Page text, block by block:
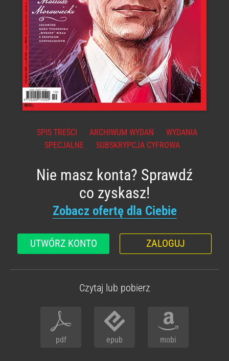
SPIS TREŚCI ARCHIWUM WYDAŃ
WYDANIA
SPECJALNE
SUBSKRYPCJA CYFROWA
Nie masz konta? Sprawdź
co zyskasz!
Zobacz ofertę dla Ciebie
UTWÓRZ KONTO ZALOGUJ
Czytaj lub pobierz
pdf epub mobi